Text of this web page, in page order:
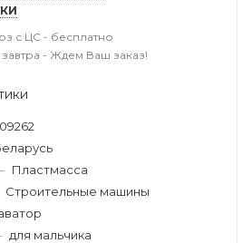
с ЦС - бесплатно
завтра - Ждем Ваш заказ!
09262
Пластмасса
Cтроительные машины
для мальчика